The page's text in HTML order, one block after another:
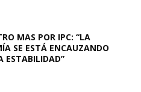
MAS POR IPC: “LA
SE ESTÁ ENCAUZANDO
ESTABILIDAD”